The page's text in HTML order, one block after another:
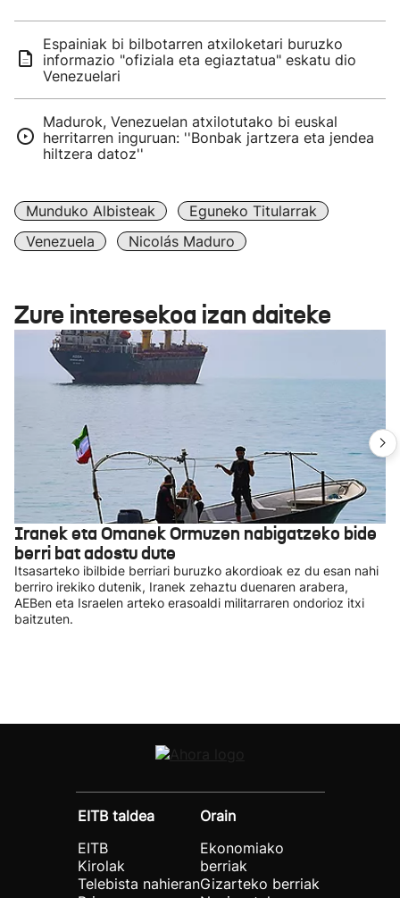
Espainiak bi bilbotarren atxiloketari buruzko
informazio "ofiziala eta egiaztatua" eskatu dio
Venezuelari
Madurok, Venezuelan atxilotutako bi euskal
herritarren inguruan: ''Bonbak jartzera eta jendea
hiltzera datoz''
Munduko Albisteak
Eguneko Titularrak
Venezuela
Nicolás Maduro
Zure interesekoa izan daiteke
Iranek eta Omanek Ormuzen nabigatzeko bide
berri bat adostu dute
Itsasarteko ibilbide berriari buruzko akordioak ez du esan nahi
berriro irekiko dutenik, Iranek zehaztu duenaren arabera,
AEBen eta Israelen arteko erasoaldi militarraren ondorioz itxi
baitzuten.
EITB taldea
EITB
Kirolak
Telebista nahieran
Orain
Ekonomiako
berriak
Gizarteko berriak